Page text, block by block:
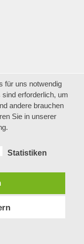
für uns notwendig
erforderlich, um
andere brauchen
Sie in unserer
Statistiken